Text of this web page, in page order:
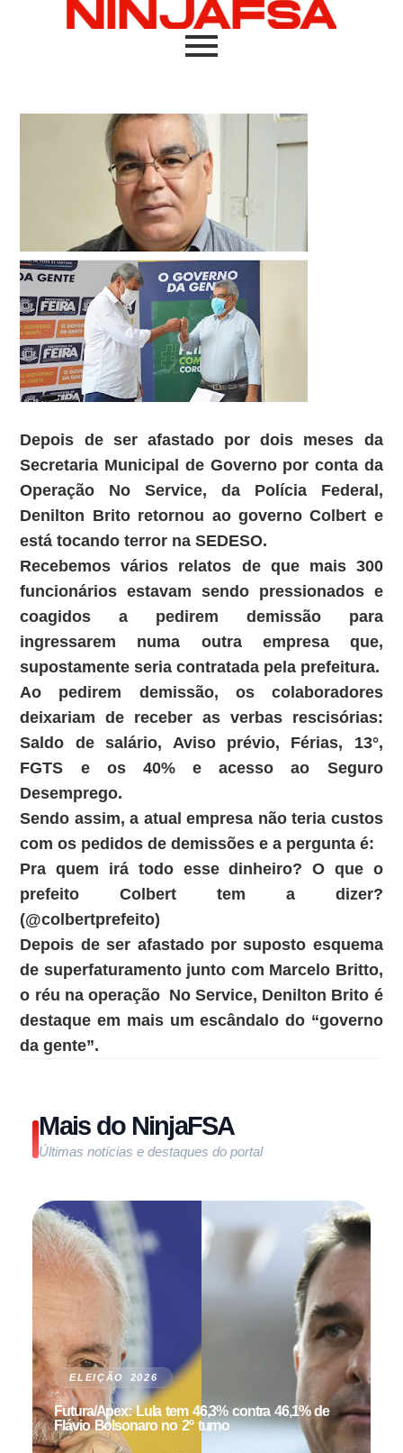
Depois de ser afastado por dois meses da
Secretaria Municipal de Governo por conta da
Operação No Service, da Polícia Federal,
Denilton Brito retornou ao governo Colbert e
está tocando terror na SEDESO.
Recebemos vários relatos de que mais 300
funcionários estavam sendo pressionados e
coagidos a pedirem demissão para
ingressarem numa outra empresa que,
supostamente seria contratada pela prefeitura.
Ao pedirem demissão, os colaboradores
deixariam de receber as verbas rescisórias:
Saldo de salário, Aviso prévio, Férias, 13°,
FGTS e os 40% e acesso ao Seguro
Desemprego.
Sendo assim, a atual empresa não teria custos
com os pedidos de demissões e a pergunta é:
Pra quem irá todo esse dinheiro? O que o
prefeito Colbert tem a dizer?
(@colbertprefeito)
Depois de ser afastado por suposto esquema
de superfaturamento junto com Marcelo Britto,
o réu na operação No Service, Denilton Brito é
destaque em mais um escândalo do “governo
da gente”.
Mais do NinjaFSA
Últimas notícias e destaques do portal
ELEIÇÃO 2026
Futura/Apex: Lula tem 46,3% contra 46,1% de
Flávio Bolsonaro no 2º turno